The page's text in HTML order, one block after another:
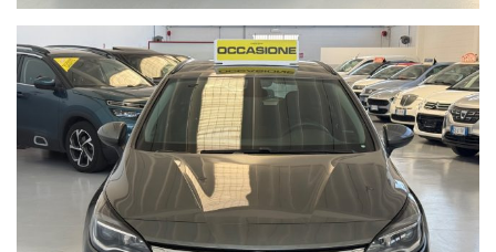
Finanziamenti personalizzati in sede
Prodotti assicurativi su misura
Contatti :
WhatsApp 3470475048
Web magentamotori.com
Tel. 0239529879